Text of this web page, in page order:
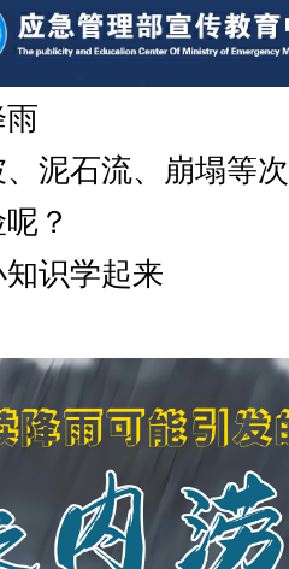
泥石流、崩塌等
？
识学起来